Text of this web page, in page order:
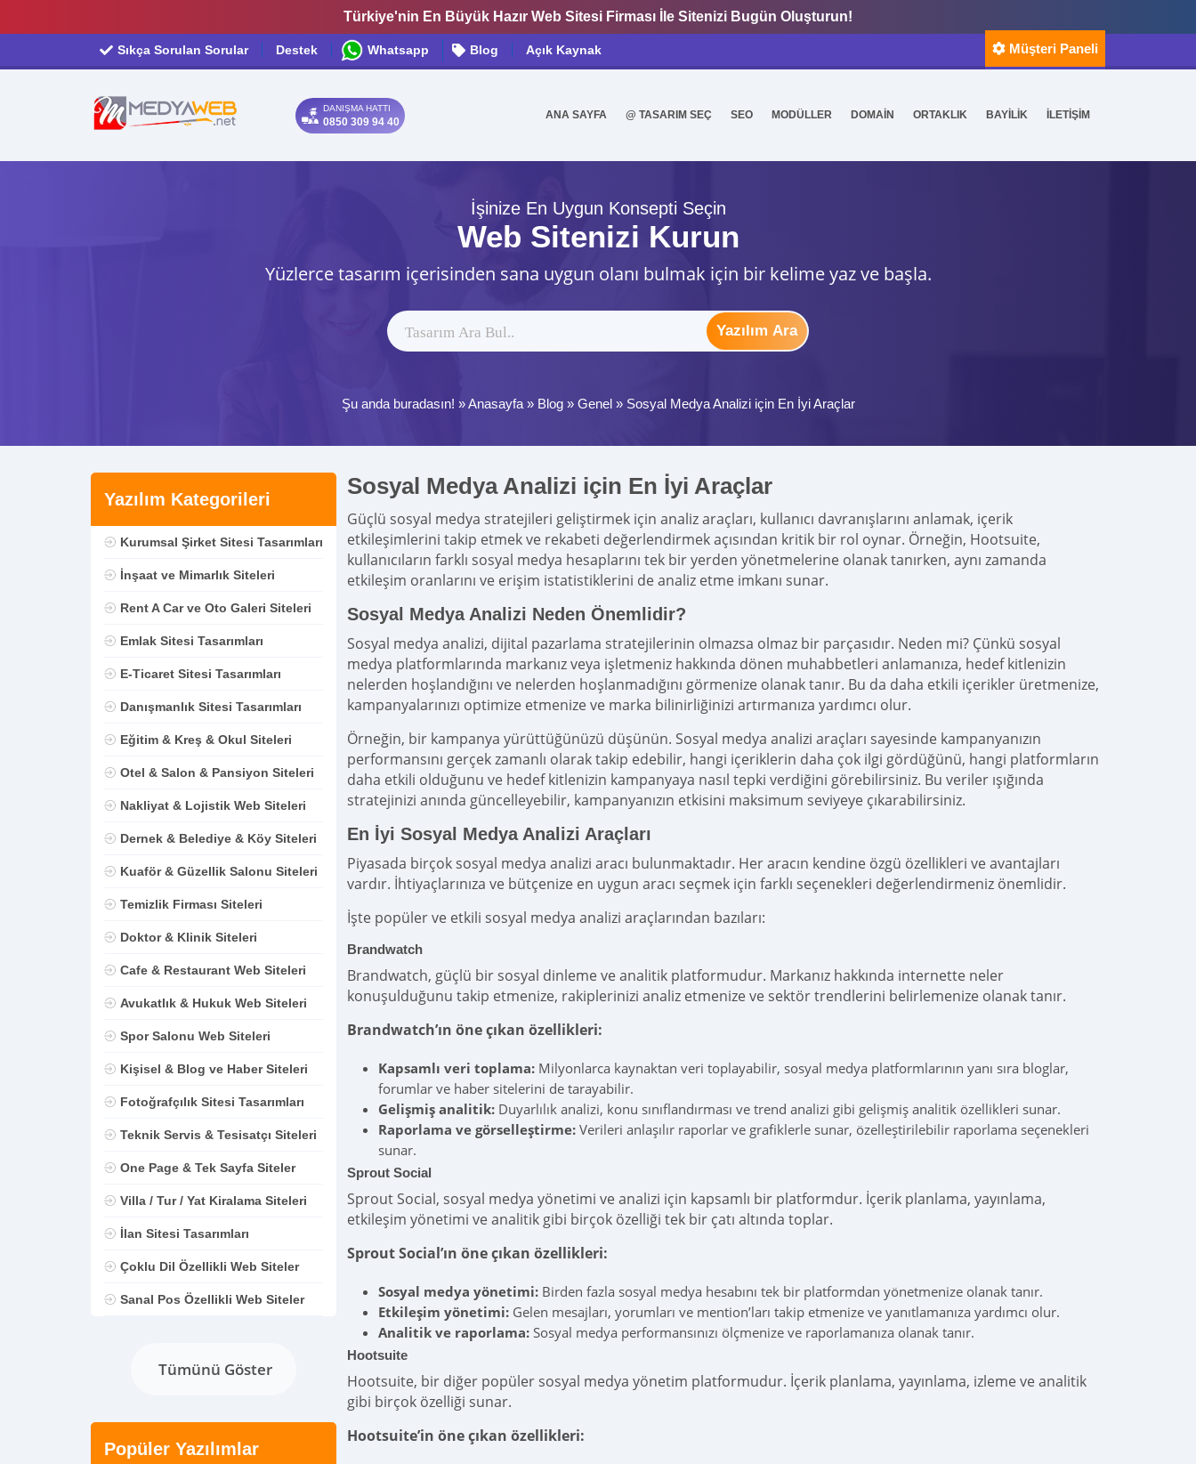
Türkiye'nin En Büyük Hazır Web Sitesi Firması İle Sitenizi Bugün Oluşturun!
Sıkça Sorulan Sorular Destek Whatsapp Blog Açık Kaynak Müşteri Paneli
DANIŞMA HATTI
0850 309 94 40
ANA SAYFA @ TASARIM SEÇ SEO MODÜLLER DOMAİN ORTAKLIK BAYİLİK İLETİŞİM
İşinize En Uygun Konsepti Seçin
Web Sitenizi Kurun
Yüzlerce tasarım içerisinden sana uygun olanı bulmak için bir kelime yaz ve başla.
Yazılım Ara
Şu anda buradasın! »Anasayfa» Blog» Genel» Sosyal Medya Analizi için En İyi Araçlar
Yazılım Kategorileri
Kurumsal Şirket Sitesi Tasarımları
İnşaat ve Mimarlık Siteleri
Rent A Car ve Oto Galeri Siteleri
Emlak Sitesi Tasarımları
E-Ticaret Sitesi Tasarımları
Danışmanlık Sitesi Tasarımları
Eğitim & Kreş & Okul Siteleri
Otel & Salon & Pansiyon Siteleri
Nakliyat & Lojistik Web Siteleri
Dernek & Belediye & Köy Siteleri
Kuaför & Güzellik Salonu Siteleri
Temizlik Firması Siteleri
Doktor & Klinik Siteleri
Cafe & Restaurant Web Siteleri
Avukatlık & Hukuk Web Siteleri
Spor Salonu Web Siteleri
Kişisel & Blog ve Haber Siteleri
Fotoğrafçılık Sitesi Tasarımları
Teknik Servis & Tesisatçı Siteleri
One Page & Tek Sayfa Siteler
Villa / Tur / Yat Kiralama Siteleri
İlan Sitesi Tasarımları
Çoklu Dil Özellikli Web Siteler
Sanal Pos Özellikli Web Siteler
Tümünü Göster
Popüler Yazılımlar
Sosyal Medya Analizi için En İyi Araçlar
Güçlü sosyal medya stratejileri geliştirmek için analiz araçları, kullanıcı davranışlarını anlamak, içerik
etkileşimlerini takip etmek ve rekabeti değerlendirmek açısından kritik bir rol oynar. Örneğin, Hootsuite,
kullanıcıların farklı sosyal medya hesaplarını tek bir yerden yönetmelerine olanak tanırken, aynı zamanda
etkileşim oranlarını ve erişim istatistiklerini de analiz etme imkanı sunar.
Sosyal Medya Analizi Neden Önemlidir?
Sosyal medya analizi, dijital pazarlama stratejilerinin olmazsa olmaz bir parçasıdır. Neden mi? Çünkü sosyal
medya platformlarında markanız veya işletmeniz hakkında dönen muhabbetleri anlamanıza, hedef kitlenizin
nelerden hoşlandığını ve nelerden hoşlanmadığını görmenize olanak tanır. Bu da daha etkili içerikler üretmenize,
kampanyalarınızı optimize etmenize ve marka bilinirliğinizi artırmanıza yardımcı olur.
Örneğin, bir kampanya yürüttüğünüzü düşünün. Sosyal medya analizi araçları sayesinde kampanyanızın
performansını gerçek zamanlı olarak takip edebilir, hangi içeriklerin daha çok ilgi gördüğünü, hangi platformların
daha etkili olduğunu ve hedef kitlenizin kampanyaya nasıl tepki verdiğini görebilirsiniz. Bu veriler ışığında
stratejinizi anında güncelleyebilir, kampanyanızın etkisini maksimum seviyeye çıkarabilirsiniz.
En İyi Sosyal Medya Analizi Araçları
Piyasada birçok sosyal medya analizi aracı bulunmaktadır. Her aracın kendine özgü özellikleri ve avantajları
vardır. İhtiyaçlarınıza ve bütçenize en uygun aracı seçmek için farklı seçenekleri değerlendirmeniz önemlidir.
İşte popüler ve etkili sosyal medya analizi araçlarından bazıları:
Brandwatch
Brandwatch, güçlü bir sosyal dinleme ve analitik platformudur. Markanız hakkında internette neler
konuşulduğunu takip etmenize, rakiplerinizi analiz etmenize ve sektör trendlerini belirlemenize olanak tanır.
Brandwatch’ın öne çıkan özellikleri:
Kapsamlı veri toplama: Milyonlarca kaynaktan veri toplayabilir, sosyal medya platformlarının yanı sıra bloglar,
forumlar ve haber sitelerini de tarayabilir.
Gelişmiş analitik: Duyarlılık analizi, konu sınıflandırması ve trend analizi gibi gelişmiş analitik özellikleri sunar.
Raporlama ve görselleştirme: Verileri anlaşılır raporlar ve grafiklerle sunar, özelleştirilebilir raporlama seçenekleri
sunar.
Sprout Social
Sprout Social, sosyal medya yönetimi ve analizi için kapsamlı bir platformdur. İçerik planlama, yayınlama,
etkileşim yönetimi ve analitik gibi birçok özelliği tek bir çatı altında toplar.
Sprout Social’ın öne çıkan özellikleri:
Sosyal medya yönetimi: Birden fazla sosyal medya hesabını tek bir platformdan yönetmenize olanak tanır.
Etkileşim yönetimi: Gelen mesajları, yorumları ve mention’ları takip etmenize ve yanıtlamanıza yardımcı olur.
Analitik ve raporlama: Sosyal medya performansınızı ölçmenize ve raporlamanıza olanak tanır.
Hootsuite
Hootsuite, bir diğer popüler sosyal medya yönetim platformudur. İçerik planlama, yayınlama, izleme ve analitik
gibi birçok özelliği sunar.
Hootsuite’in öne çıkan özellikleri: